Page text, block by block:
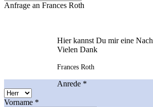
Anfrage an Frances Roth
Hier kannst Du mir eine
Vielen Dank
Frances Roth
Anrede *
Vorname *